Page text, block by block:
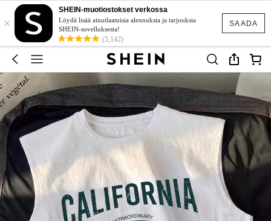
SAADA
×
SHEIN-muotiostokset verkossa
Löydä lisää ainutlaatuisia alennuksia ja tarjouksia
SHEIN-sovelluksesta!
(5,142)